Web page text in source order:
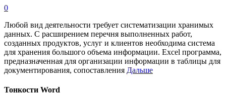
0
Любой вид деятельности требует систематизации хранимых
данных. С расширением перечня выполненных работ,
созданных продуктов, услуг и клиентов необходима система
для хранения большого объема информации. Excel программа,
предназначенная для организации информации в таблицы для
документирования, сопоставления Дальше
Тонкости Word